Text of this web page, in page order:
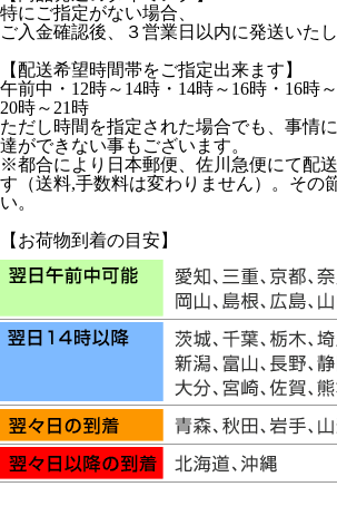
特にご指定がない場合、
ご入金確認後、３営業日以内に発送いたし
【配送希望時間帯をご指定出来ます】
午前中・12時～14時・14時～16時・16時
20時～21時
ただし時間を指定された場合でも、事情
達ができない事もございます。
※都合により日本郵便、佐川急便にて配
す（送料,手数料は変わりません）。その
い。
【お荷物到着の目安】